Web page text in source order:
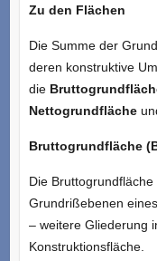
Zu den Flächen
Die Summe der
deren konstruktive
die
Nettogrundfläche
Bruttogrundfläche
Die
Grundrißebenen
– weitere Gliederung
Konstruktionsfläche.